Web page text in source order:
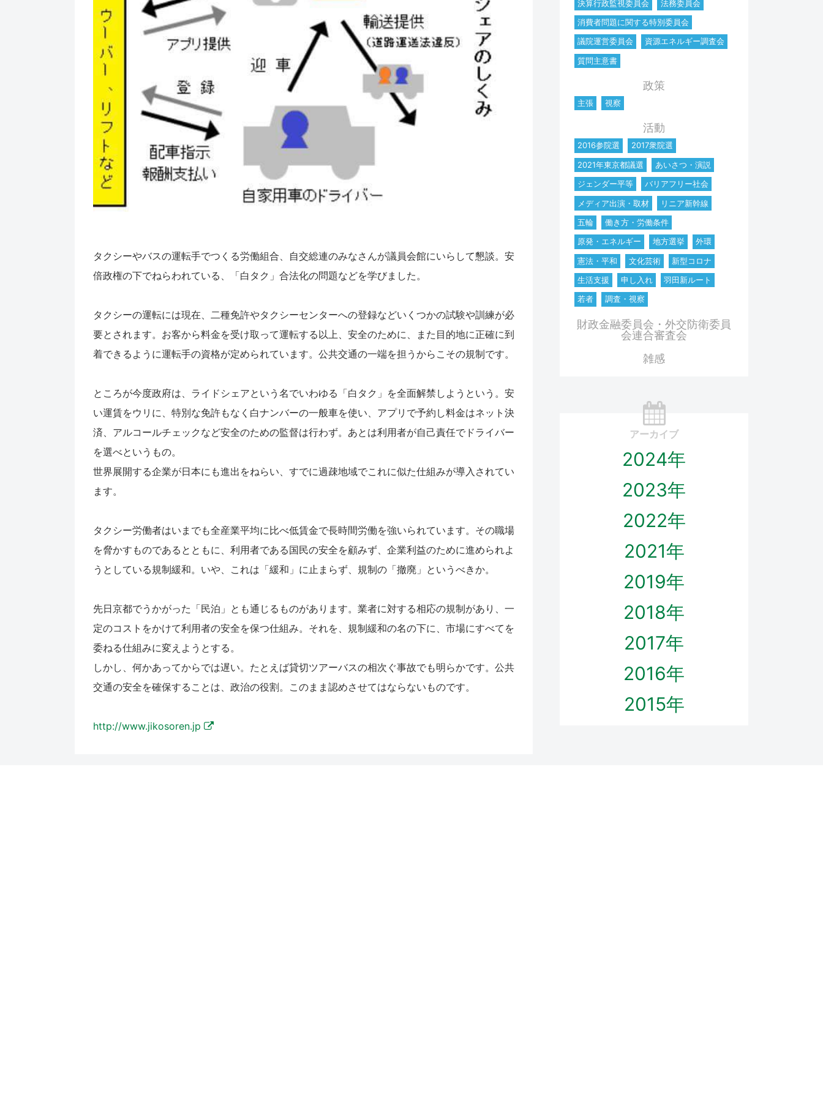
タクシーやバスの運転手でつくる労働組合、自交総連のみなさんが議員会館にいらして懇談。安
倍政権の下でねらわれている、「白タク」合法化の問題などを学びました。
タクシーの運転には現在、二種免許やタクシーセンターへの登録などいくつかの試験や訓練が必
要とされます。お客から料金を受け取って運転する以上、安全のために、また目的地に正確に到
着できるように運転手の資格が定められています。公共交通の一端を担うからこその規制です。
ところが今度政府は、ライドシェアという名でいわゆる「白タク」を全面解禁しようという。安
い運賃をウリに、特別な免許もなく白ナンバーの一般車を使い、アプリで予約し料金はネット決
済、アルコールチェックなど安全のための監督は行わず。あとは利用者が自己責任でドライバー
を選べというもの。
世界展開する企業が日本にも進出をねらい、すでに過疎地域でこれに似た仕組みが導入されてい
ます。
タクシー労働者はいまでも全産業平均に比べ低賃金で長時間労働を強いられています。その職場
を脅かすものであるとともに、利用者である国民の安全を顧みず、企業利益のために進められよ
うとしている規制緩和。いや、これは「緩和」に止まらず、規制の「撤廃」というべきか。
先日京都でうかがった「民泊」とも通じるものがあります。業者に対する相応の規制があり、一
定のコストをかけて利用者の安全を保つ仕組み。それを、規制緩和の名の下に、市場にすべてを
委ねる仕組みに変えようとする。
しかし、何かあってからでは遅い。たとえば貸切ツアーバスの相次ぐ事故でも明らかです。公共
交通の安全を確保することは、政治の役割。このまま認めさせてはならないものです。
http://www.jikosoren.jp
決算行政監視委員会
法務委員会
消費者問題に関する特別委員会
議院運営委員会
資源エネルギー調査会
質問主意書
政策
主張 視察
活動
2016参院選
2017衆院選
2021年東京都議選
あいさつ・演説
ジェンダー平等
バリアフリー社会
メディア出演・取材
リニア新幹線
五輪
働き方・労働条件
原発・エネルギー
地方選挙
外環
憲法・平和
文化芸術
新型コロナ
生活支援
申し入れ
羽田新ルート
若者
調査・視察
財政金融委員会・外交防衛委員
会連合審査会
雑感
アーカイブ
2024年
2023年
2022年
2021年
2019年
2018年
2017年
2016年
2015年